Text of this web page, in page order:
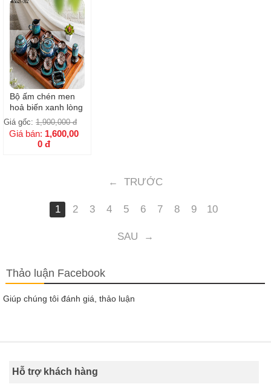
Bộ ấm chén men
hoả biến xanh lòng
hoa
Giá gốc: 1,900,000 đ
Giá bán: 1,600,00
0 đ
← TRƯỚC
1 2 3 4 5 6 7 8 9 10
SAU →
Thảo luận Facebook
Giúp chúng tôi đánh giá, thảo luận
Hỗ trợ khách hàng